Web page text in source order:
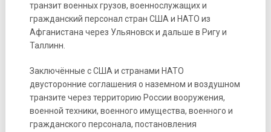
транзит военных грузов, военнослужащих и
гражданский персонал стран США и НАТО из
Афганистана через Ульяновск и дальше в Ригу и
Таллинн.
Заключённые с США и странами НАТО
двусторонние соглашения о наземном и воздушном
транзите через территорию России вооружения,
военной техники, военного имущества, военного и
гражданского персонала, постановления